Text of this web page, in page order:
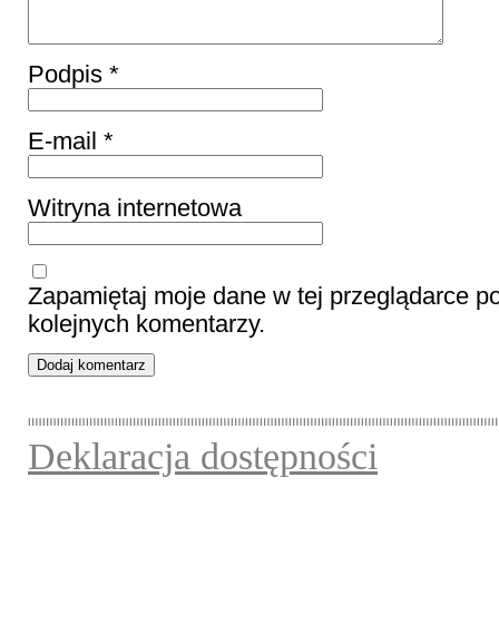
Podpis *
E-mail *
Witryna internetowa
Zapamiętaj moje dane w tej przeglądarce
kolejnych komentarzy.
Deklaracja dostępności